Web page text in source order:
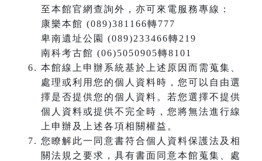
至本館官網查詢外，亦可來電服務專線：
康樂本館 (089)381166轉777
卑南遺址公園 (089)233466轉219
南科考古館 (06)5050905轉8101
本館線上申辦系統基於上述原因而需蒐集、
處理或利用您的個人資料時，您可以自由選
擇是否提供您的個人資料。若您選擇不提供
個人資料或提供不完全時，您將無法進行線
上申辦及上述各項相關權益。
您瞭解此一同意書符合個人資料保護法及相
關法規之要求，具有書面同意本館蒐集、處